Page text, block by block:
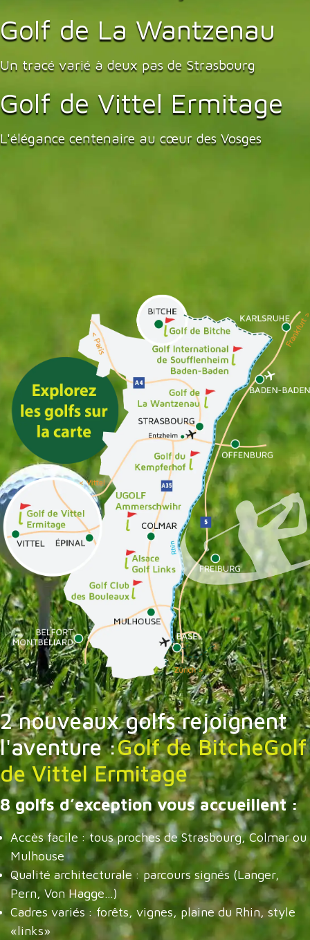
Golf de La Wantzenau
Un tracé varié à deux pas de Strasbourg
Golf de Vittel Ermitage
L'élégance centenaire au cœur des Vosges
2 nouveaux golfs rejoignent
l'aventure :Golf de BitcheGolf
de Vittel Ermitage
8 golfs d’exception vous accueillent :
Accès facile : tous proches de Strasbourg, Colmar ou
Mulhouse
Qualité architecturale : parcours signés (Langer,
Pern, Von Hagge…)
Cadres variés : forêts, vignes, plaine du Rhin, style
«links»